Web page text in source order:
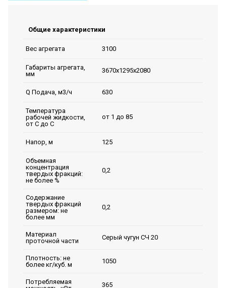
Общие характеристики
Вес агрегата 3100
Габариты агрегата,
мм
3670x1295x2080
Q Подача, м3/ч 630
Температура
рабочей жидкости,
от С до С
от 1 до 85
Напор, м 125
Объемная
концентрация
твердых фракций:
не более %
0,2
Содержание
твердых фракций
размером: не
более мм
0,2
Материал
проточной части
Серый чугун СЧ 20
Плотность: не
более кг/куб. м
1050
Потребляемая
365